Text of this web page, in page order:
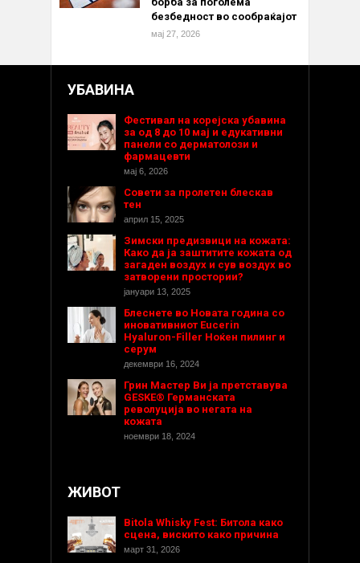
безбедност во сообраќајот
мај 27, 2026
УБАВИНА
Фестивал на корејска убавина
за од 8 до 10 мај и едукативни
панели со дерматолози и
фармацевти
мај 6, 2026
Совети за пролетен блескав
тен
април 15, 2025
Зимски предизвици на кожата:
Како да ја заштитите кожата од
загаден воздух и сув воздух во
затворени простории?
јануари 13, 2025
Блеснете во Новата година со
иновативниот Eucerin
Hyaluron-Filler Ноќен пилинг и
серум
декември 16, 2024
Грин Мастер Ви ја претставува
GESKE® Германската
револуција во негата на
кожата
ноември 18, 2024
ЖИВОТ
Bitola Whisky Fest: Битола како
сцена, вискито како причина
март 31, 2026